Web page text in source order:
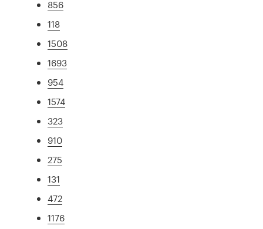
856
118
1508
1693
954
1574
323
910
275
131
472
1176